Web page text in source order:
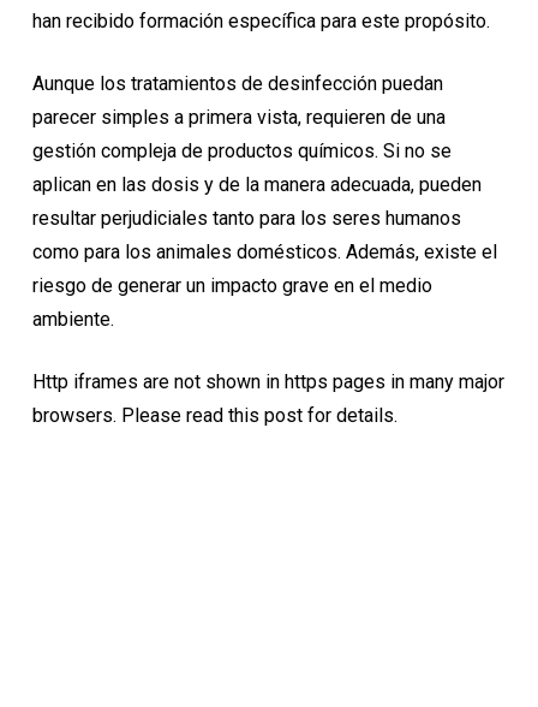
han recibido formación específica para este propósito.
Aunque los tratamientos de desinfección puedan
parecer simples a primera vista, requieren de una
gestión compleja de productos químicos. Si no se
aplican en las dosis y de la manera adecuada, pueden
resultar perjudiciales tanto para los seres humanos
como para los animales domésticos. Además, existe el
riesgo de generar un impacto grave en el medio
ambiente.
Http iframes are not shown in https pages in many major
browsers. Please read this postfor details.